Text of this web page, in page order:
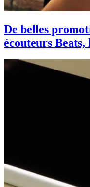
De belles
écouteurs